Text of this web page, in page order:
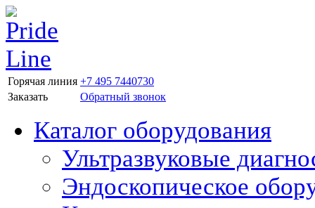
Горячая линия +7 495 7440730
Заказать
Обратный звонок
Каталог оборудования
Ультразвуковые
Эндоскопическое